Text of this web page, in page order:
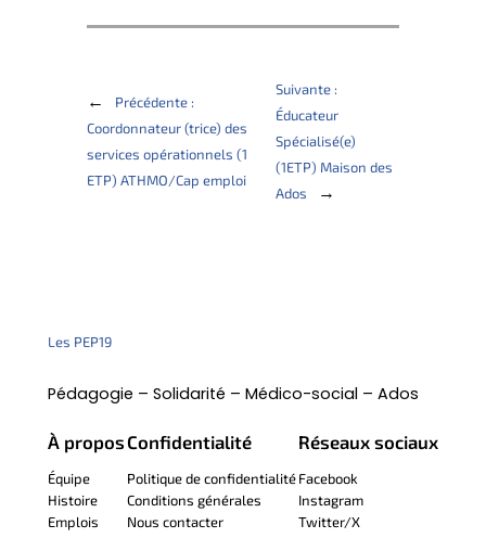
←
Précédente :
Coordonnateur (trice) des
services opérationnels (1
ETP) ATHMO/Cap emploi
Suivante :
Éducateur
Spécialisé(e)
(1ETP) Maison des
Ados
→
Les PEP19
Pédagogie – Solidarité – Médico-social – Ados
À propos
Équipe
Histoire
Emplois
Confidentialité
Politique de confidentialité
Conditions générales
Nous contacter
Réseaux sociaux
Facebook
Instagram
Twitter/X